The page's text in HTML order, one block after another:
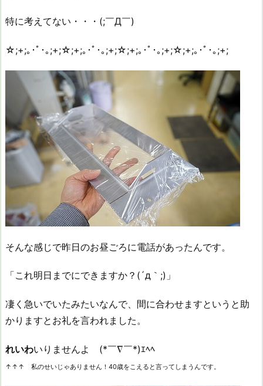
特に考えてない・・・(;￣Д￣)
☆;+;｡･ﾟ･｡;+;☆;+;｡･ﾟ･｡;+;☆;+;｡･ﾟ･｡;+;☆;+;｡･ﾟ･｡;+;
そんな感じで昨日のお昼ごろに電話があったんです。
「これ明日までにできますか？(´д｀;)」
凄く急いでいたみたいなんで、間に合わせますというと助
かりますとお礼を言われました。
れいわいりませんよ (*￣∇￣*)ｴﾍﾍ
↑↑↑ 私のせいじゃありません！40歳をこえると言ってしまうんです。